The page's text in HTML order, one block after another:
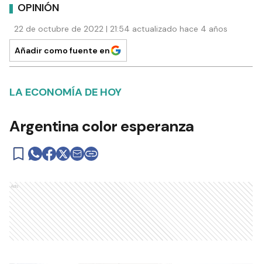
OPINIÓN
22 de octubre de 2022 | 21:54 actualizado hace 4 años
Añadir como fuente en
LA ECONOMÍA DE HOY
Argentina color esperanza
Ads